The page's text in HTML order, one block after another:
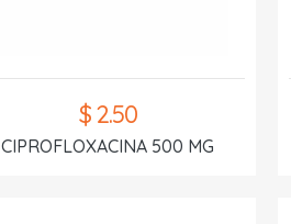
$ 2.50
CIPROFLOXACINA 500 MG